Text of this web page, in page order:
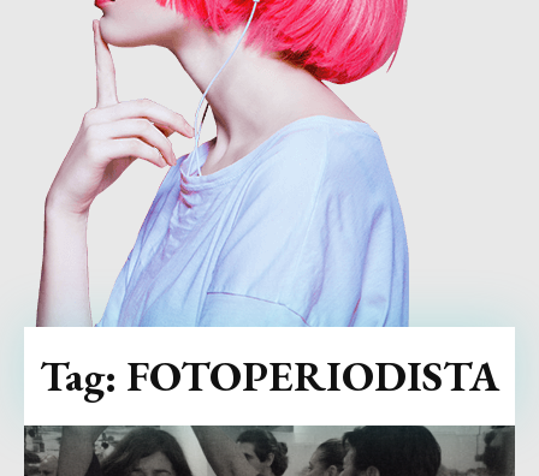
Tag: FOTOPERIODISTA